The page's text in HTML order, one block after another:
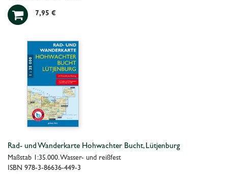
 7,95 €
Rad- und Wanderkarte Hohwachter Bucht, Lütjenburg
Maßstab 1:35.000. Wasser- und reißfest
ISBN 978-3-86636-449-3